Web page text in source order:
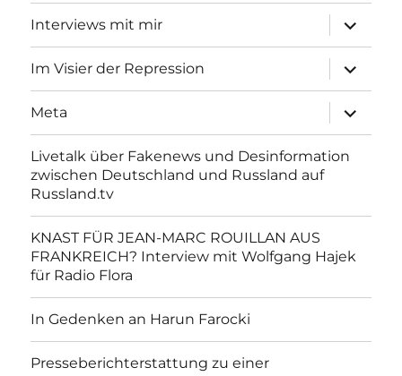
Interviews mit mir
anzeigen
Im Visier der Repression
anzeigen
Meta
anzeigen
Livetalk über Fakenews und Desinformation
zwischen Deutschland und Russland auf
Russland.tv
KNAST FÜR JEAN-MARC ROUILLAN AUS
FRANKREICH? Interview mit Wolfgang Hajek
für Radio Flora
In Gedenken an Harun Farocki
Presseberichterstattung zu einer